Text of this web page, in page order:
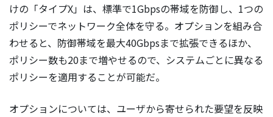
けの「タイプX」は、標準で1Gbpsの帯域を防御し、1つの
ポリシーでネットワーク全体を守る。オプションを組み合
わせると、防御帯域を最大40Gbpsまで拡張できるほか、
ポリシー数も20まで増やせるので、システムごとに異なる
ポリシーを適用することが可能だ。
オプションについては、ユーザから寄せられた要望を反映